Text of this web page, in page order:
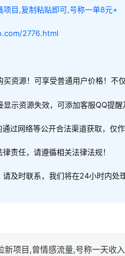
项目,复制粘贴即可,号称一单8元+
2776.html
资源！可享受普通用户价格！不
示资源失效，可添加客服QQ提醒
过网络等公开合法渠道获取，仅
责任，请遵循相关法律法规！
及时联系，我们将在24小时内处
新项目,曾情感流量,号称一天收